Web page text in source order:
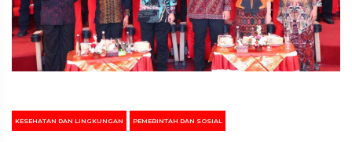
KESEHATAN DAN LINGKUNGAN PEMERINTAH DAN SOSIAL